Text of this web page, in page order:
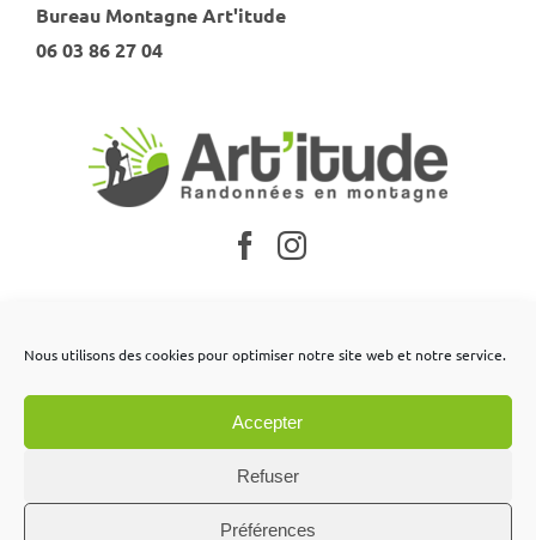
Nous utilisons des cookies pour optimiser notre site web et notre service.
Accepter
Refuser
Préférences
Bureau Montagne Art'itude
06 03 86 27 04
Nos partenaires
Conditions générales de vente